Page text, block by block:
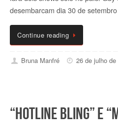
desembarcam dia 30 de
Continue reading
Bruna Manfré 26 de julho de
“Hotline Bling” e